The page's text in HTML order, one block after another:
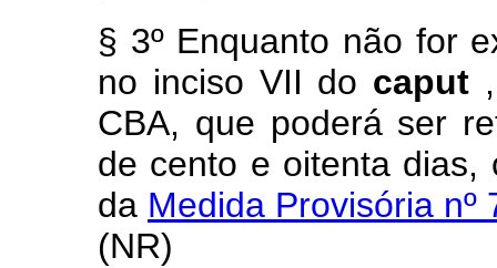
§ 3º Enquanto não for
no inciso VII do caput
CBA, que poderá ser
de cento e oitenta dias,
da Medida Provisória
(NR)